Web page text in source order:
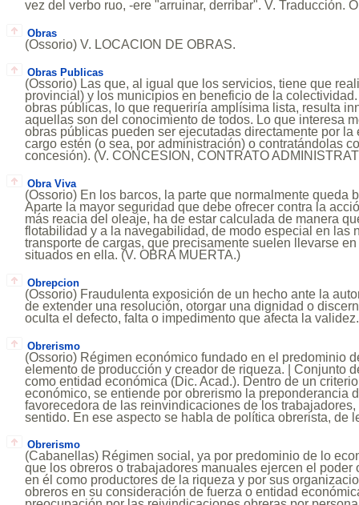
vez del verbo ruo, -ere "arruinar, derribar". V. Traducción.
Obras
(Ossorio) V. LOCACION DE OBRAS.
Obras Publicas
(Ossorio) Las que, al igual que los servicios, tiene que
provincial) y los municipios en beneficio de la
obras públicas, lo que requeriría amplísima lista, resulta
aquellas son del conocimiento de todos. Lo que interesa
obras públicas pueden ser ejecutadas directamente por la
cargo estén (o sea, por administración) o contratándolas
concesión). (V. CONCESION, CONTRATO
Obra Viva
(Ossorio) En los barcos, la parte que normalmente queda
Aparte la mayor seguridad que debe ofrecer contra la
más reacia del oleaje, ha de estar calculada de manera
flotabilidad y a la navegabilidad, de modo especial en las
transporte de cargas, que precisamente suelen llevarse
situados en ella. (V. OBRA MUERTA.)
Obrepcion
(Ossorio) Fraudulenta exposición de un hecho ante la
de extender una resolución, otorgar una dignidad o
oculta el defecto, falta o impedimento que afecta la validez.
Obrerismo
(Ossorio) Régimen económico fundado en el predominio
elemento de producción y creador de riqueza. | Conjunto
como entidad económica (Dic. Acad.). Dentro de un
económico, se entiende por obrerismo la preponderancia
favorecedora de las reinvindicaciones de los
sentido. En ese aspecto se habla de política obrerista, de
Obrerismo
(Cabanellas) Régimen social, ya por predominio de lo
que los obreros o trabajadores manuales ejercen el poder
en él como productores de la riqueza y por sus
obreros en su consideración de fuerza o entidad